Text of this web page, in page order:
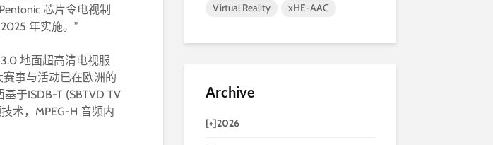
芯片令电视制
年实施。”
地面超高清电视服
赛事与活动已在欧洲的
于ISDB-T (SBTVD TV
术，MPEG-H 音频内
Virtual Reality
xHE-AAC
Archive
[+]2026